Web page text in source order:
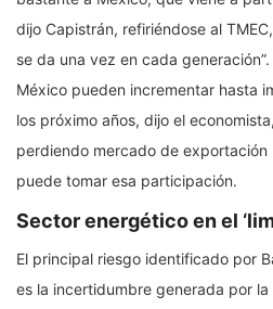
dijo Capistrán, refiriéndose al
se da una vez en cada
México pueden incrementar hasta
los próximo años, dijo el
perdiendo mercado de exportación
puede tomar esa participación.
Sector energético en el
El principal riesgo identificado por
es la incertidumbre generada por